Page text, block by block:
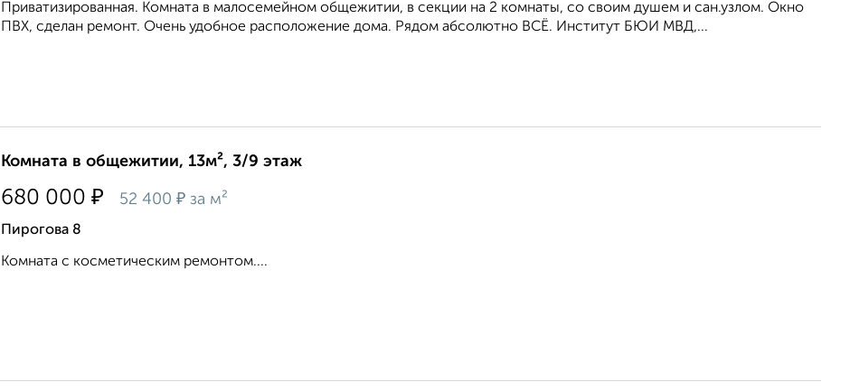
Приватизированная. Комната в малосемейном общежитии, в секции на 2 комнаты, со своим душем и сан.узлом. Окно
ПВХ, сделан ремонт. Очень удобное расположение дома. Рядом абсолютно ВСЁ. Институт БЮИ МВД,...
Комната в общежитии, 13м², 3/9 этаж
680 000 ₽ 52 400 ₽ за м²
Пирогова 8
Комната с косметическим ремонтом....